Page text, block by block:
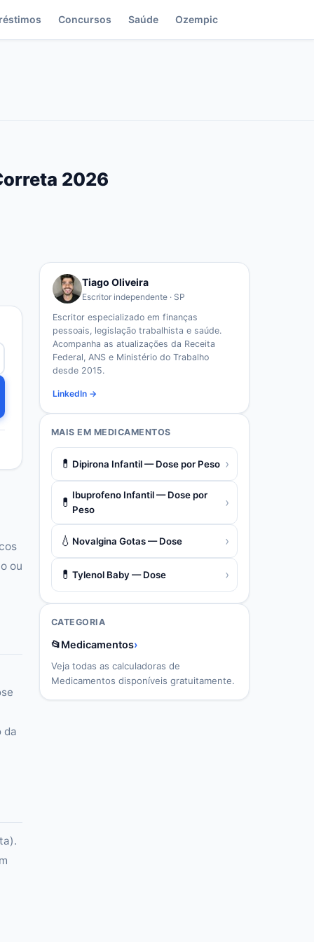
Concursos Saúde Ozempic
2026
ou
da
Tiago Oliveira
Escritor independente · SP
Escritor especializado em finanças
pessoais, legislação trabalhista e saúde.
Acompanha as atualizações da Receita
Federal, ANS e Ministério do Trabalho
desde 2015.
LinkedIn →
MAIS EM MEDICAMENTOS
💊 Dipirona Infantil — Dose por Peso ›
💊 Ibuprofeno Infantil — Dose por
Peso
›
💧 Novalgina Gotas — Dose ›
💊 Tylenol Baby — Dose ›
CATEGORIA
📂Medicamentos›
Veja todas as calculadoras de
Medicamentos disponíveis gratuitamente.